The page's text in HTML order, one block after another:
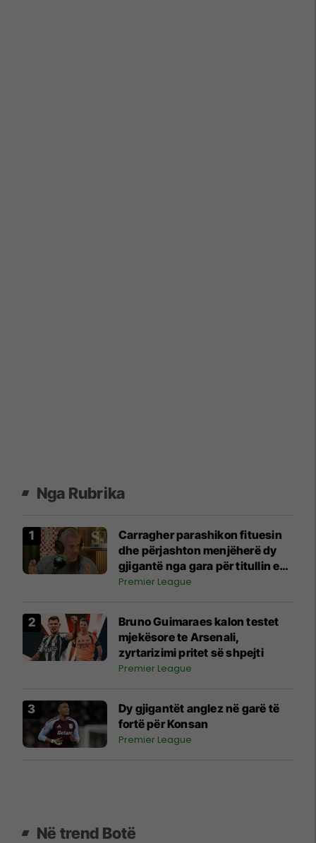
Nga Rubrika
Carragher parashikon fituesin
dhe përjashton menjëherë dy
gjigantë nga gara për titullin e
Ligës Premier
Premier League
Bruno Guimaraes kalon testet
mjekësore te Arsenali,
zyrtarizimi pritet së shpejti
Premier League
Dy gjigantët anglez në garë të
fortë për Konsan
Premier League
Në trend Botë